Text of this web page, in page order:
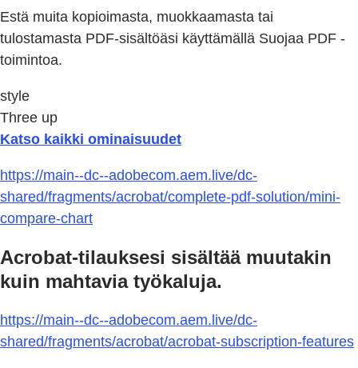
Estä muita kopioimasta, muokkaamasta tai
tulostamasta PDF-sisältöäsi käyttämällä Suojaa PDF -
toimintoa.
style
Three up
Katso kaikki ominaisuudet
https://main--dc--adobecom.aem.live/dc-
shared/fragments/acrobat/complete-pdf-solution/mini-
compare-chart
Acrobat-tilauksesi sisältää muutakin
kuin mahtavia työkaluja.
https://main--dc--adobecom.aem.live/dc-
shared/fragments/acrobat/acrobat-subscription-features